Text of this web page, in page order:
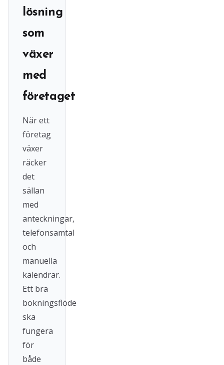
lösning
som
växer
med
företaget
När ett
företag
växer
räcker
det
sällan
med
anteckningar,
telefonsamtal
och
manuella
kalendrar.
Ett bra
bokningsflöde
ska
fungera
för
både